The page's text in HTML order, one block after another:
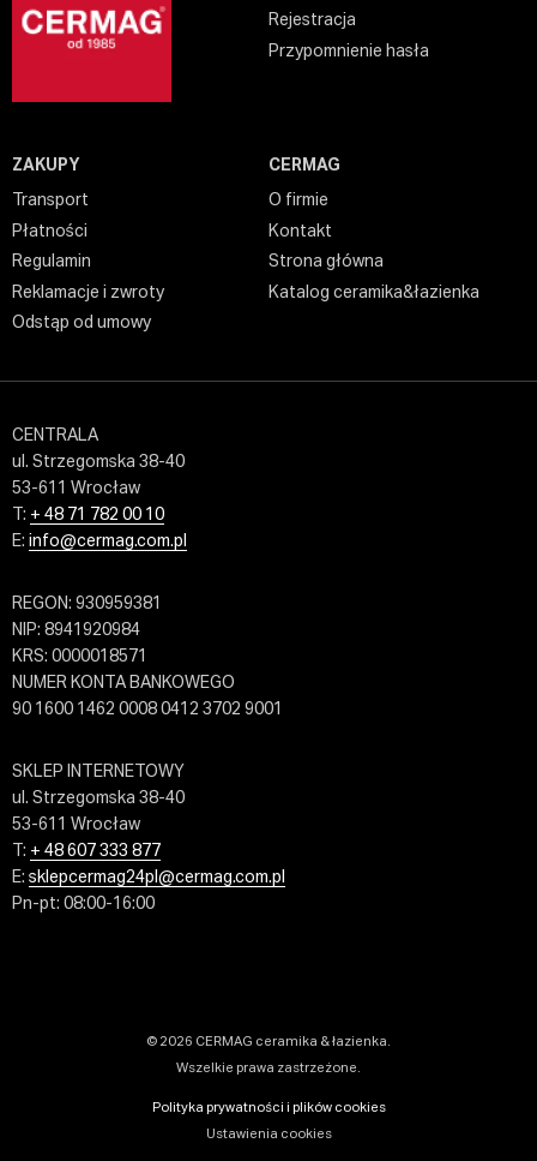
Rejestracja
Przypomnienie hasła
ZAKUPY
Transport
Płatności
Regulamin
Reklamacje i zwroty
Odstąp od umowy
CERMAG
O firmie
Kontakt
Strona główna
Katalog ceramika&łazienka
CENTRALA
ul. Strzegomska 38-40
53-611 Wrocław
T: + 48 71 782 00 10
E: info@cermag.com.pl
REGON: 930959381
NIP: 8941920984
KRS: 0000018571
NUMER KONTA BANKOWEGO
90 1600 1462 0008 0412 3702 9001
SKLEP INTERNETOWY
ul. Strzegomska 38-40
53-611 Wrocław
T: + 48 607 333 877
E: sklepcermag24pl@cermag.com.pl
Pn-pt: 08:00-16:00
© 2026 CERMAG ceramika & łazienka.
Wszelkie prawa zastrzeżone.
Polityka prywatności i plików cookies
Ustawienia cookies